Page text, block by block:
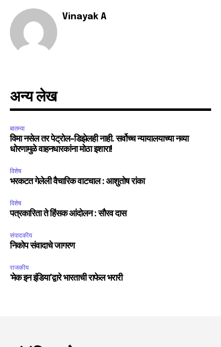
Fans
Vinayak A
अन्य लेख
बातम्या
विमा नसेल तर पेट्रोल-डिझेलही नाही. सर्वोच्च न्यायालयाच्या नव्या
धोरणामुळे वाहनधारकांना मोठा इशारा!
विशेष
भरकटत गेलेली वैचारिक वाटचाल : आशुतोष रांका
विशेष
पत्रकारिता ते हिंसक आंदोलन : सौरव दास
संपादकीय
निकोप संवादाचे जागरण
राजकीय
‘मेक इन इंडिया’द्वारे भारताची राफेल भरारी